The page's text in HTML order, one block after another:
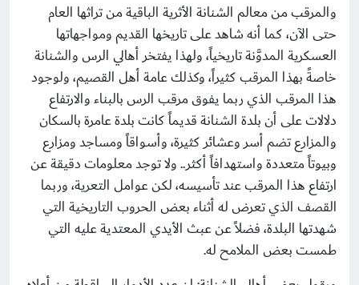
والمرقب من معالم الشنانة الأثرية الباقية من تراثها العام
حتى الآن، كما أنه شاهد على تاريخها القديم ومواجهاتها
العسكرية المدوَّنة تاريخياً، ولهذا يفتخر أهالي الرس والشنانة
خاصةً بهذا المرقب كثيراً، وكذلك عامة أهل القصيم، ولوجود
هذا المرقب الذي ربما يفوق مرقب الرس بالبناء والارتفاع
دلالات على أن بلدة الشنانة قديماً كانت بلدة عامرة بالسكان
والمزارع تضم أسر وعشائر كثيرة، وأسواقاً ومساجد ومزارع
وبيوتاً متعددة واستهدافاً أكثر.. ولا توجد معلومات دقيقة عن
ارتفاع هذا المرقب عند تأسيسه، لكن عوامل التعرية، وربما
القصف الذي تعرض له أثناء بعض الحروب التاريخية التي
شهدتها البلدة، فضلاً عن عبث الأيدي المعتدية عليه التي
طمست بعض الملامح له.